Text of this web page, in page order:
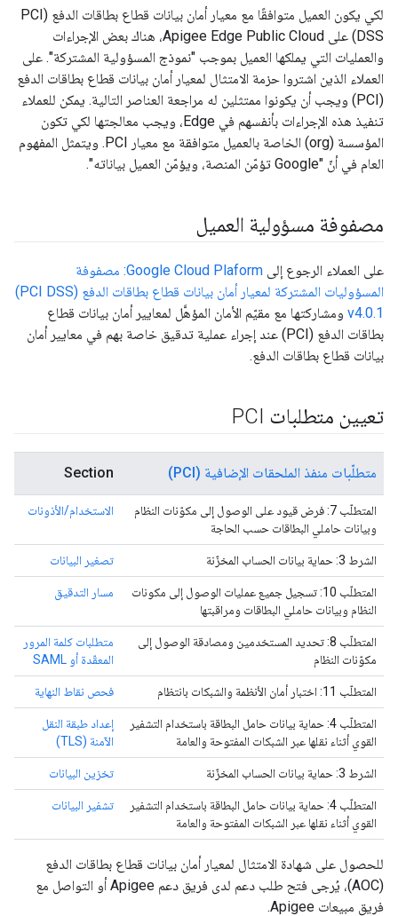
لكي يكون العميل متوافقًا مع معيار أمان بيانات قطاع بطاقات الدفع (PCI
DSS) على Apigee Edge Public Cloud، هناك بعض الإجراءات
والعمليات التي يملكها العميل بموجب "نموذج المسؤولية المشتركة". على
العملاء الذين اشتروا حزمة الامتثال لمعيار أمان بيانات قطاع بطاقات الدفع
(PCI) ويجب أن يكونوا ممتثلين له مراجعة العناصر التالية. يمكن للعملاء
تنفيذ هذه الإجراءات بأنفسهم في Edge، ويجب معالجتها لكي تكون
المؤسسة (org) الخاصة بالعميل متوافقة مع معيار PCI. ويتمثل المفهوم
العام في أنّ "Google تؤمّن المنصة، ويؤمّن العميل بياناته".
مصفوفة مسؤولية العميل
على العملاء الرجوع إلى
Google Cloud Plaform: مصفوفة
المسؤوليات المشتركة لمعيار أمان بيانات قطاع بطاقات الدفع (PCI DSS)‏
v4.0.1 ومشاركتها مع مقيّم الأمان المؤهَّل لمعايير أمان بيانات قطاع
بطاقات الدفع (PCI) عند إجراء عملية تدقيق خاصة بهم في معايير أمان
بيانات قطاع بطاقات الدفع.
تعيين متطلبات PCI
متطلّبات منفذ الملحقات الإضافية (PCI) Section
المتطلّب 7: فرض قيود على الوصول إلى مكوّنات النظام
وبيانات حاملي البطاقات حسب الحاجة
الاستخدام/الأذونات
الشرط 3: حماية بيانات الحساب المخزّنة تصغير البيانات
المتطلّب 10: تسجيل جميع عمليات الوصول إلى مكونات
النظام وبيانات حاملي البطاقات ومراقبتها
مسار التدقيق
المتطلّب 8: تحديد المستخدمين ومصادقة الوصول إلى
مكوّنات النظام
متطلبات كلمة المرور
المعقّدة أو SAML
المتطلّب 11: اختبار أمان الأنظمة والشبكات بانتظام فحص نقاط النهاية
المتطلّب 4: حماية بيانات حامل البطاقة باستخدام التشفير
القوي أثناء نقلها عبر الشبكات المفتوحة والعامة
إعداد طبقة النقل
الآمنة (TLS)
الشرط 3: حماية بيانات الحساب المخزّنة تخزين البيانات
المتطلّب 4: حماية بيانات حامل البطاقة باستخدام التشفير
القوي أثناء نقلها عبر الشبكات المفتوحة والعامة
تشفير البيانات
للحصول على شهادة الامتثال لمعيار أمان بيانات قطاع بطاقات الدفع
(AOC)، يُرجى فتح طلب دعم لدى فريق دعم Apigee أو التواصل مع
فريق مبيعات Apigee.